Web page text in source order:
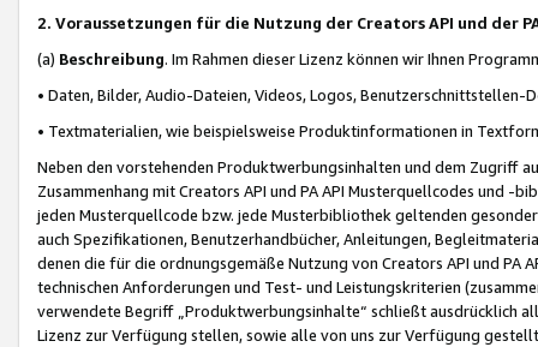
2. Voraussetzungen für die Nutzung der Creators API und der
(a) Beschreibung. Im Rahmen dieser Lizenz können wir Ihnen
• Daten, Bilder, Audio-Dateien, Videos, Logos, Benutzerschnittstellen-
• Textmaterialien, wie beispielsweise Produktinformationen in
Neben den vorstehenden Produktwerbungsinhalten und dem Zugriff
Zusammenhang mit Creators API und PA API Musterquellcodes und
jeden Musterquellcode bzw. jede Musterbibliothek geltenden
auch Spezifikationen, Benutzerhandbücher, Anleitungen,
denen die für die ordnungsgemäße Nutzung von Creators API und PA
technischen Anforderungen und Test- und Leistungskriterien
verwendete Begriff „Produktwerbungsinhalte“ schließt ausdrücklich
Lizenz zur Verfügung stellen, sowie alle von uns zur Verfügung